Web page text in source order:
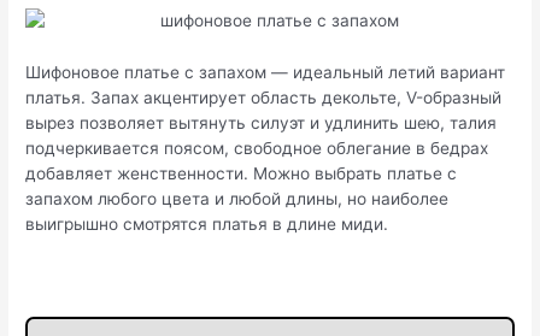
Шифоновое платье с запахом — идеальный летий вариант
платья. Запах акцентирует область декольте, V-образный
вырез позволяет вытянуть силуэт и удлинить шею, талия
подчеркивается поясом, свободное облегание в бедрах
добавляет женственности. Можно выбрать платье с
запахом любого цвета и любой длины, но наиболее
выигрышно смотрятся платья в длине миди.